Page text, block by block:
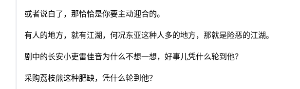
或者说白了，那恰恰是你要主动迎合的。
有人的地方，就有江湖，何况东亚这种人多的地方，那就是险恶的江湖。
剧中的长安小吏雷佳音为什么不想一想，好事儿凭什么轮到他？
采购荔枝煎这种肥缺，凭什么轮到他？